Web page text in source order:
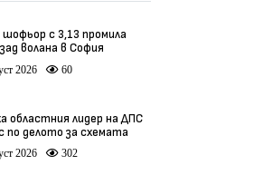
шофьор с 3,13 промила
волана в София
2026 60
областния лидер на ДПС
по делото за схемата
2026 302